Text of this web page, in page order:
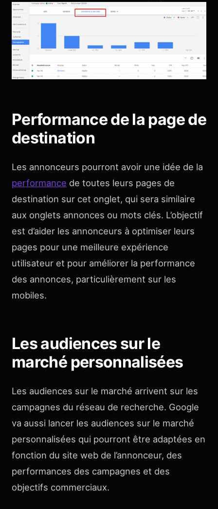
Performance de la page de
destination
Les annonceurs pourront avoir une idée de la
performance de toutes leurs pages de
destination sur cet onglet, qui sera similaire
aux onglets annonces ou mots clés. L’objectif
est d’aider les annonceurs à optimiser leurs
pages pour une meilleure expérience
utilisateur et pour améliorer la performance
des annonces, particulièrement sur les
mobiles.
Les audiences sur le
marché personnalisées
Les audiences sur le marché arrivent sur les
campagnes du réseau de recherche. Google
va aussi lancer les audiences sur le marché
personnalisées qui pourront être adaptées en
fonction du site web de l’annonceur, des
performances des campagnes et des
objectifs commerciaux.